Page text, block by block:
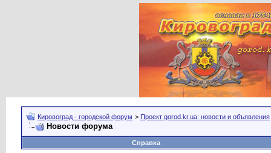
Кировоград - городской форум > Проект gorod.kr.ua: новости и объявления
Новости форума
Справка